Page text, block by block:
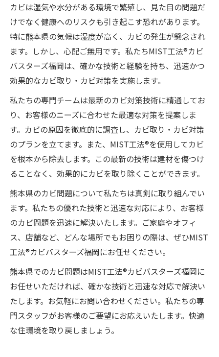
カビは湿気や水分がある環境で繁殖し、見た目の問題だ
けでなく健康へのリスクも引き起こす恐れがあります。
特に熊本県の気候は湿度が高く、カビの発生が懸念され
ます。しかし、心配ご無用です。私たちMIST工法®カビ
バスターズ福岡は、確かな技術と経験を持ち、迅速かつ
効果的なカビ取り・カビ対策を実施します。
私たちの専門チームは最新のカビ対策技術に精通してお
り、お客様のニーズに合わせた最適な対策を提案しま
す。カビの原因を徹底的に調査し、カビ取り・カビ対策
のプランを立てます。また、MIST工法®を使用してカビ
を根本から除去します。この最新の技術は建材を傷つけ
ることなく、効果的にカビを取り除くことができます。
熊本県のカビ問題について私たちは真剣に取り組んでい
ます。私たちの優れた技術と迅速な対応により、お客様
のカビ問題を迅速に解決いたします。ご家庭やオフィ
ス、店舗など、どんな場所でもお困りの際は、ぜひMIST
工法®カビバスターズ福岡にお任せください。
熊本県でのカビ問題はMIST工法®カビバスターズ福岡に
お任せいただければ、確かな技術と迅速な対応で解決い
たします。お気軽にお問い合わせください。私たちの専
門スタッフがお客様のご要望にお応えいたします。快適
な住環境を取り戻しましょう。